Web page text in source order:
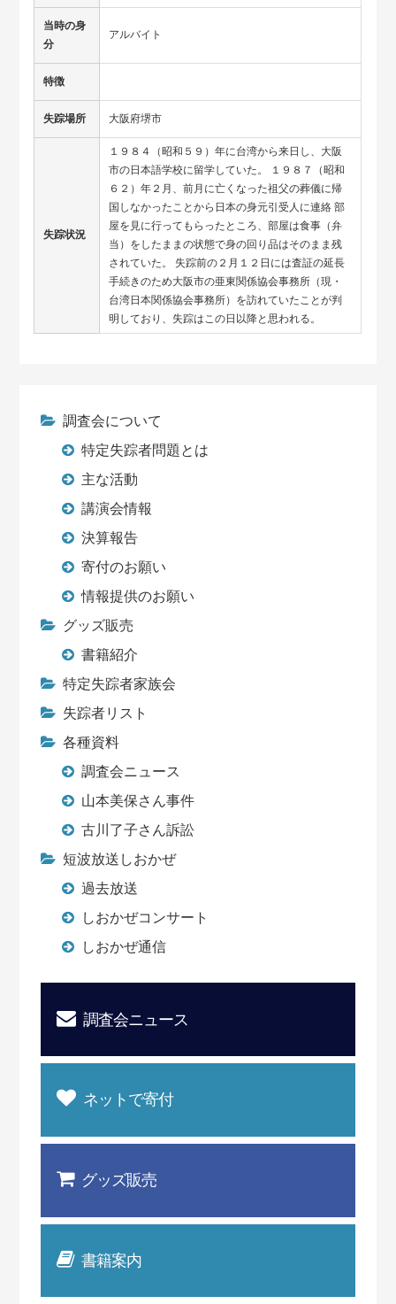
当時の身
分
アルバイト
特徴
失踪場所 大阪府堺市
失踪状況
１９８４（昭和５９）年に台湾から来日し、大阪
市の日本語学校に留学していた。 １９８７（昭和
６２）年２月、前月に亡くなった祖父の葬儀に帰
国しなかったことから日本の身元引受人に連絡 部
屋を見に行ってもらったところ、部屋は食事（弁
当）をしたままの状態で身の回り品はそのまま残
されていた。 失踪前の２月１２日には査証の延長
手続きのため大阪市の亜東関係協会事務所（現・
台湾日本関係協会事務所）を訪れていたことが判
明しており、失踪はこの日以降と思われる。
調査会について
特定失踪者問題とは
主な活動
講演会情報
決算報告
寄付のお願い
情報提供のお願い
グッズ販売
書籍紹介
特定失踪者家族会
失踪者リスト
各種資料
調査会ニュース
山本美保さん事件
古川了子さん訴訟
短波放送しおかぜ
過去放送
しおかぜコンサート
しおかぜ通信
調査会ニュース
ネットで寄付
グッズ販売
書籍案内